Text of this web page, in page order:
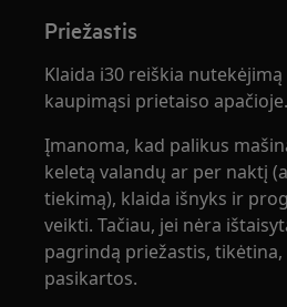
Priežastis
Klaida i30 reiškia
kaupimąsi prietaiso apačioje.
Įmanoma, kad palikus
keletą valandų ar per naktį
tiekimą), klaida išnyks ir
veikti. Tačiau, jei nėra
pagrindą priežastis, tikėtina,
pasikartos.